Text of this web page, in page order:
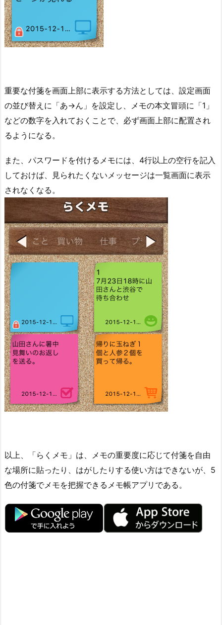
重要な付箋を画面上部に表示する方法としては、設定画面
の並び替えに「あ→ん」を設定し、メモの本文冒頭に「1」
などの数字を入れておくことで、必ず画面上部に配置され
るようになる。
また、パスワードを付けるメモには、4行以上の空行を記入
しておけば、見られたくないメッセージは一覧画面に表示
されなくなる。
以上、「らくメモ」は、メモの重要度に応じて付箋を自由
な場所に貼ったり、はがしたりする使い方はできないが、5
色の付箋でメモを把握できるメモ帳アプリである。